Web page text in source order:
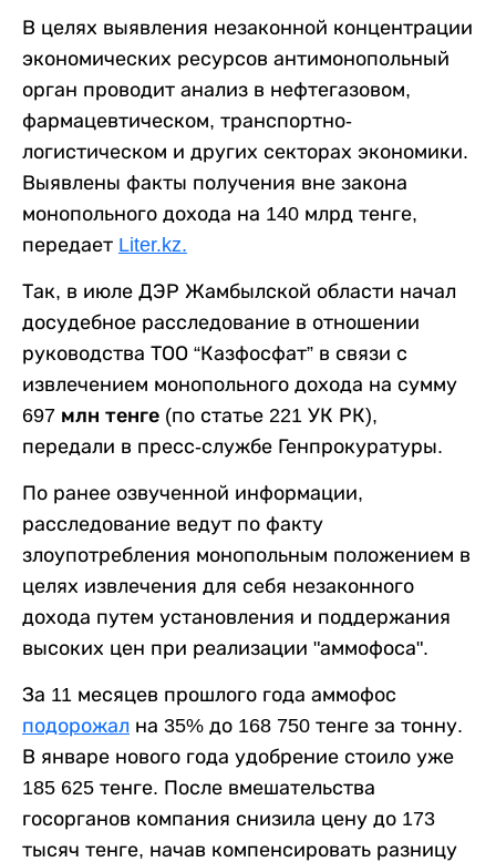
В целях выявления незаконной концентрации
экономических ресурсов антимонопольный
орган проводит анализ в нефтегазовом,
фармацевтическом, транспортно-
логистическом и других секторах экономики.
Выявлены факты получения вне закона
монопольного дохода на 140 млрд тенге,
передает Liter.kz.
Так, в июле ДЭР Жамбылской области начал
досудебное расследование в отношении
руководства ТОО “Казфосфат” в связи с
извлечением монопольного дохода на сумму
697 млн тенге (по статье 221 УК РК),
передали в пресс-службе Генпрокуратуры.
По ранее озвученной информации,
расследование ведут по факту
злоупотребления монопольным положением в
целях извлечения для себя незаконного
дохода путем установления и поддержания
высоких цен при реализации "аммофоса".
За 11 месяцев прошлого года аммофос
подорожал на 35% до 168 750 тенге за тонну.
В январе нового года удобрение стоило уже
185 625 тенге. После вмешательства
госорганов компания снизила цену до 173
тысяч тенге, начав компенсировать разницу